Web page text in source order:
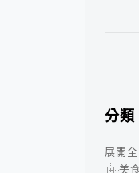
分類
展開
美